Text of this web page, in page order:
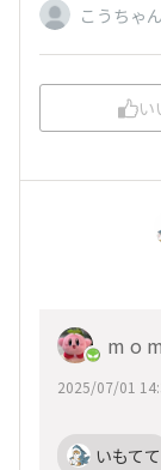
こうちゃん
い
m o
2025/07/01
いもてて